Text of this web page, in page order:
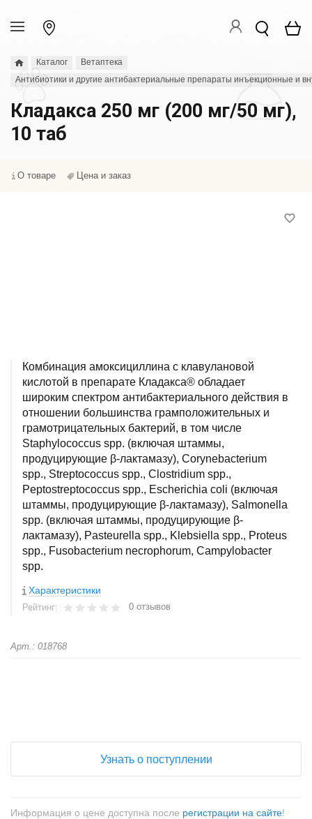
Каталог
Ветаптека
Антибиотики и другие антибактериальные препараты инъекционные и
Кладакса 250 мг (200 мг/50 мг),
10 таб
О товаре Цена и заказ
Комбинация амоксициллина с клавулановой
кислотой в препарате Кладакса® обладает
широким спектром антибактериального действия в
отношении большинства грамположительных и
грамотрицательных бактерий, в том числе
Staphylococcus spp. (включая штаммы,
продуцирующие β-лактамазу), Corynebacterium
spp., Streptococcus spp., Clostridium spp.,
Peptostreptococcus spp., Escherichia coli (включая
штаммы, продуцирующие β-лактамазу), Salmonella
spp. (включая штаммы, продуцирующие β-
лактамазу), Pasteurella spp., Klebsiella spp., Proteus
spp., Fusobacterium necrophorum, Campylobacter
spp.
Характеристики
Рейтинг: 0 отзывов
Арт.: 018768
Узнать о поступлении
Информация о цене доступна после регистрации на сайте!